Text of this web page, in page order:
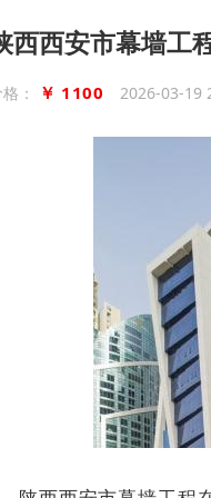
西西安市幕墙工
： ￥ 1100 2026-03-19